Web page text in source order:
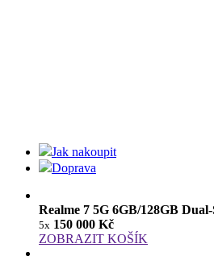
Jak nakoupit
Doprava
Realme 7 5G 6GB/128GB
5x 150 000 Kč
ZOBRAZIT KOŠÍK